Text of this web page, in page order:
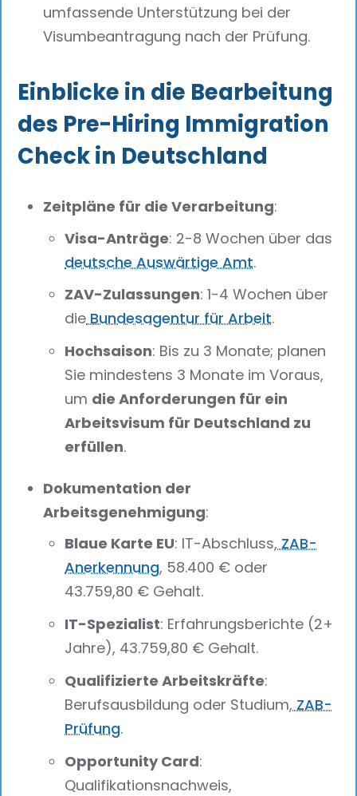
umfassende Unterstützung bei der
Visumbeantragung nach der Prüfung.
Einblicke in die Bearbeitung
des Pre-Hiring Immigration
Check in Deutschland
Zeitpläne für die Verarbeitung:
Visa-Anträge: 2-8 Wochen über das
deutsche Auswärtige Amt.
ZAV-Zulassungen: 1-4 Wochen über
dieBundesagentur für Arbeit.
Hochsaison: Bis zu 3 Monate; planen
Sie mindestens 3 Monate im Voraus,
um die Anforderungen für ein
Arbeitsvisum für Deutschland zu
erfüllen.
Dokumentation der
Arbeitsgenehmigung:
Blaue Karte EU: IT-Abschluss,ZAB-
Anerkennung, 58.400 € oder
43.759,80 € Gehalt.
IT-Spezialist: Erfahrungsberichte (2+
Jahre), 43.759,80 € Gehalt.
Qualifizierte Arbeitskräfte:
Berufsausbildung oder Studium, ZAB-
Prüfung.
Opportunity Card:
Qualifikationsnachweis,